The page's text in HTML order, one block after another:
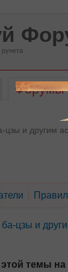
Форумы
и другим
цзы и
темы на